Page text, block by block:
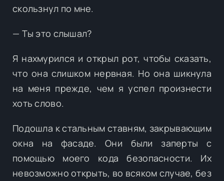
скользнул по мне.
— Ты это слышал?
Я нахмурился и открыл рот, чтобы сказать,
что она слишком нервная. Но она шикнула
на меня прежде, чем я успел произнести
хоть слово.
Подошла к стальным ставням, закрывающим
окна на фасаде. Они были заперты с
помощью моего кода безопасности. Их
невозможно открыть, во всяком случае, без